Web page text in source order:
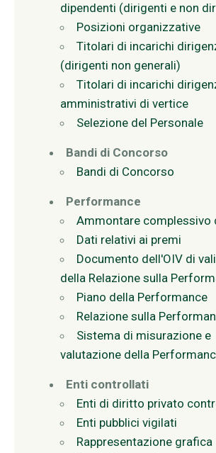
dipendenti (dirigenti e non
Posizioni organizzative
Titolari di incarichi
(dirigenti non generali)
Titolari di incarichi
amministrativi di vertice
Selezione del Personale
Bandi di Concorso
Bandi di Concorso
Performance
Ammontare complessivo
Dati relativi ai premi
Documento dell'OIV di
della Relazione sulla
Piano della Performance
Relazione sulla
Sistema di misurazione e
valutazione della
Enti controllati
Enti di diritto privato
Enti pubblici vigilati
Rappresentazione grafica